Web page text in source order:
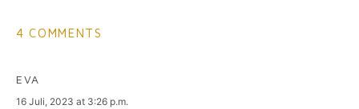
4 COMMENTS
EVA
says:
16 Juli, 2023 at 3:26 p.m.